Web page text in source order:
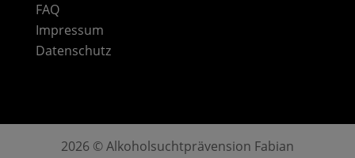
FAQ
Impressum
Datenschutz
2026 © Alkoholsuchtprävension Fabian